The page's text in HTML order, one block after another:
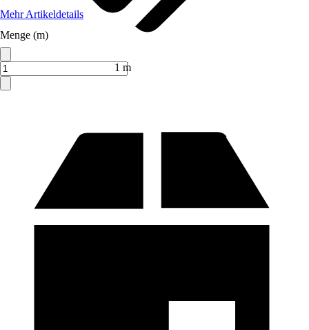
Verkauf durch:HORNBACH
Mehr Artikeldetails
Menge (m)
1 m